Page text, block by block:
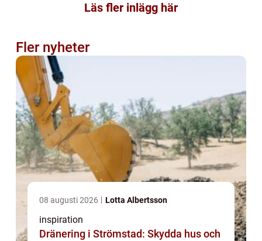
Läs fler inlägg här
Fler nyheter
08 augusti 2026 Lotta Albertsson
inspiration
Dränering i Strömstad: Skydda hus och